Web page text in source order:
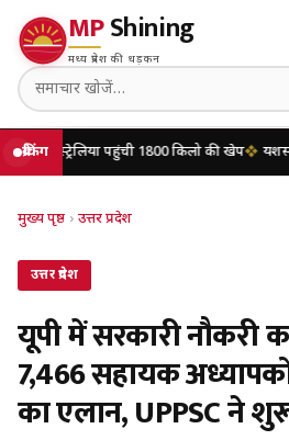
MPShining
मध्य प्रदेश की धड़कन
ब्रेकिंग
पहुंची 1800 किलो की खेप यशस्वी जायसवाल
मुख्य पृष्ठ › उत्तर प्रदेश
उत्तर प्रदेश
यूपी में सरकारी नौकरी
7,466 सहायक
का एलान, UPPSC ने